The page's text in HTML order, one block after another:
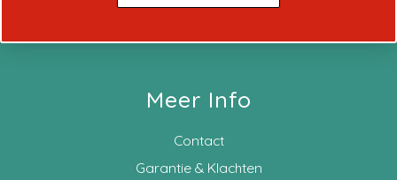
Meer Info
Contact
Garantie & Klachten